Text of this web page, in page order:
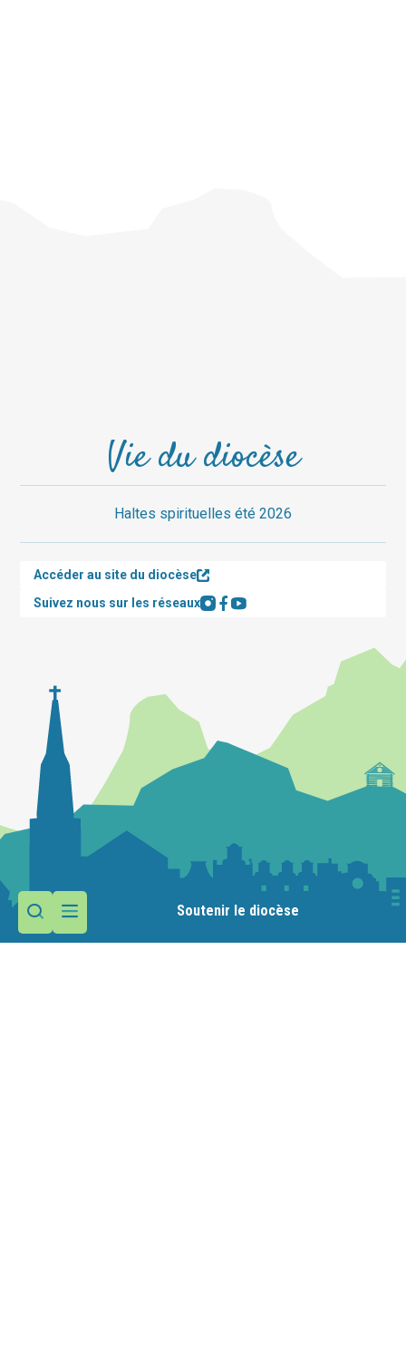
Soutenir le diocèse
Vie du diocèse
Haltes spirituelles été 2026
Accéder au site du diocèse
Suivez nous sur les réseaux